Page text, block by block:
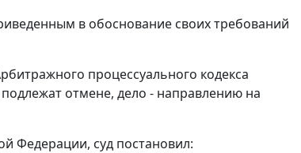
в обоснование своих требований
процессуального кодекса
отмене, дело - направлению на
Федерации, суд постановил: